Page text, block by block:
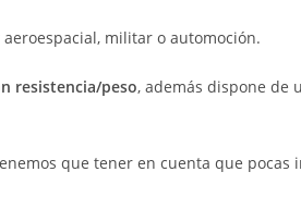
militar o automoción.
resistencia/peso, además dispone de
que tener en cuenta que